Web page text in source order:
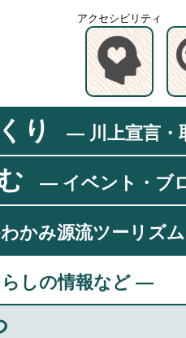
アクセシビリティ
り ― 川上宣言・
― イベント・ブ
かみ源流ツーリズ
しの情報など ―